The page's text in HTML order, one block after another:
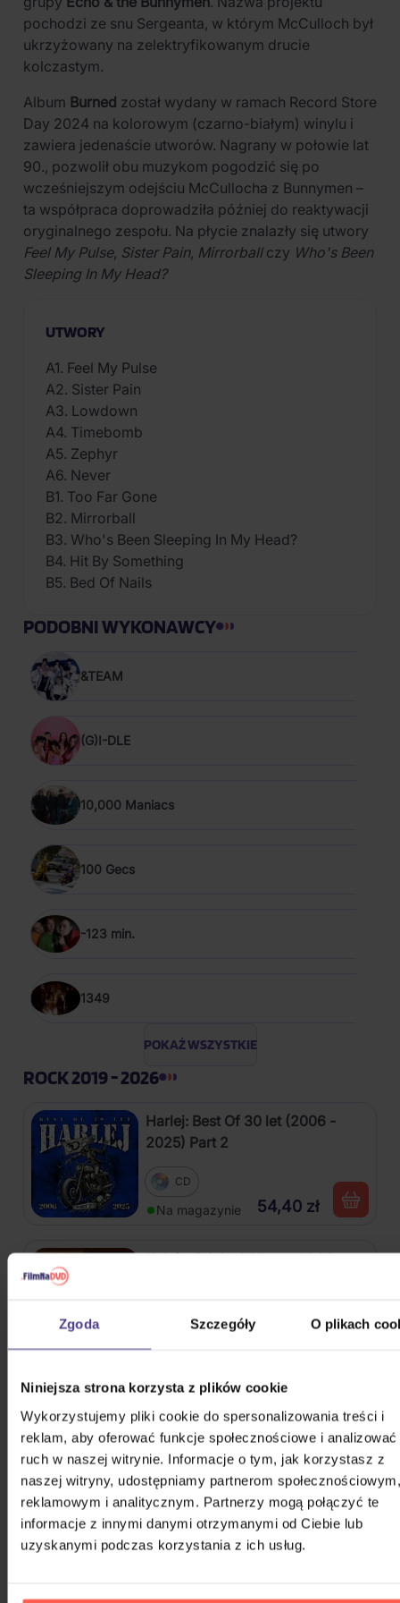
Zgoda Szczegóły O plikach
Niniejsza strona korzysta z plików cookie
Wykorzystujemy pliki cookie do spersonalizowania treści i
reklam, aby oferować funkcje społecznościowe i analizować
ruch w naszej witrynie. Informacje o tym, jak korzystasz z
naszej witryny, udostępniamy partnerom społecznościowym,
reklamowym i analitycznym. Partnerzy mogą połączyć te
informacje z innymi danymi otrzymanymi od Ciebie lub
uzyskanymi podczas korzystania z ich usług.
pochodzi ze snu Sergeanta, w którym McCulloch był
ukrzyżowany na zelektryfikowanym drucie
kolczastym.
Album Burned został wydany w ramach Record Store
Day 2024 na kolorowym (czarno-białym) winylu i
zawiera jedenaście utworów. Nagrany w połowie lat
90., pozwolił obu muzykom pogodzić się po
wcześniejszym odejściu McCullocha z Bunnymen –
ta współpraca doprowadziła później do reaktywacji
oryginalnego zespołu. Na płycie znalazły się utwory
Feel My Pulse, Sister Pain, Mirrorballczy Who's Been
Sleeping In My Head?
UTWORY
A1. Feel My Pulse
A2. Sister Pain
A3. Lowdown
A4. Timebomb
A5. Zephyr
A6. Never
B1. Too Far Gone
B2. Mirrorball
B3. Who's Been Sleeping In My Head?
B4. Hit By Something
B5. Bed Of Nails
PODOBNI WYKONAWCY
&TEAM
(G)I-DLE
10,000 Maniacs
100 Gecs
-123 min.
1349
POKAŻ WSZYSTKIE
ROCK 2019 - 2026
Harlej: Best Of 30 let (2006 -
2025) Part 2
CD
Na magazynie 54,40 zł
Kabát: Original Albums Vol.3
Mišík Vladimír: Vteřiny, měsíce a
roky
CD
Na magazynie 72,50 zł
Linkin Park: From Zero (Coloured
Blue Vinyl)